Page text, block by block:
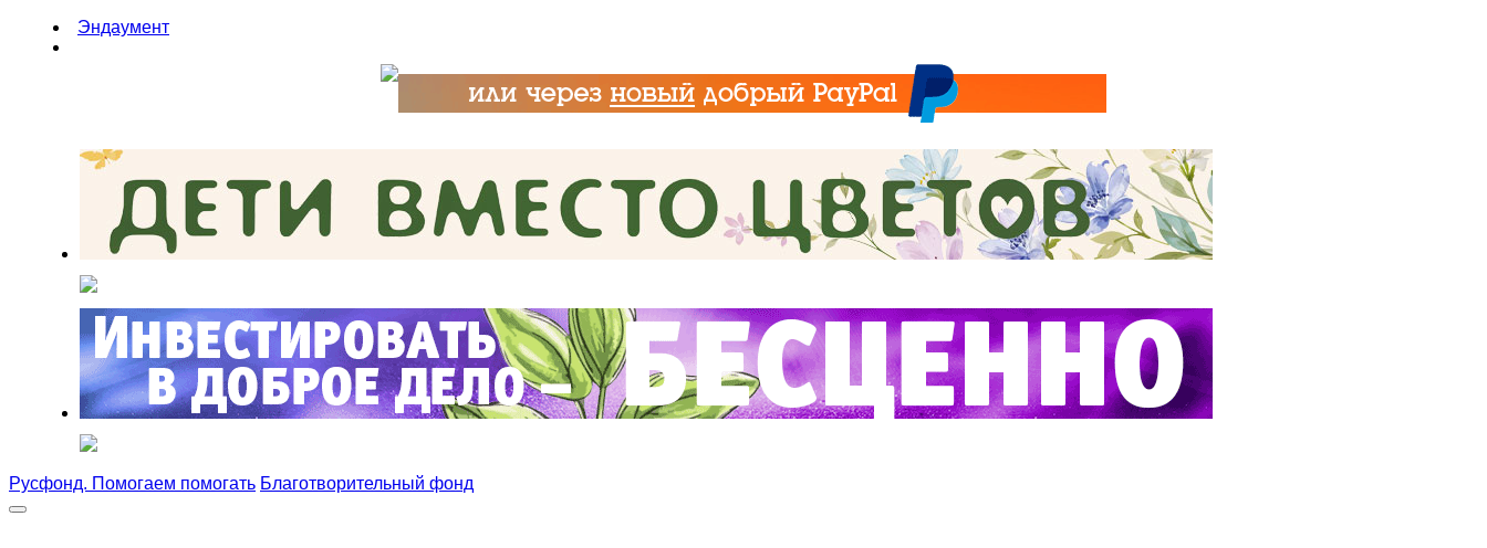
Эндаумент
Русфонд. Помогаем помогать Благотворительный фонд